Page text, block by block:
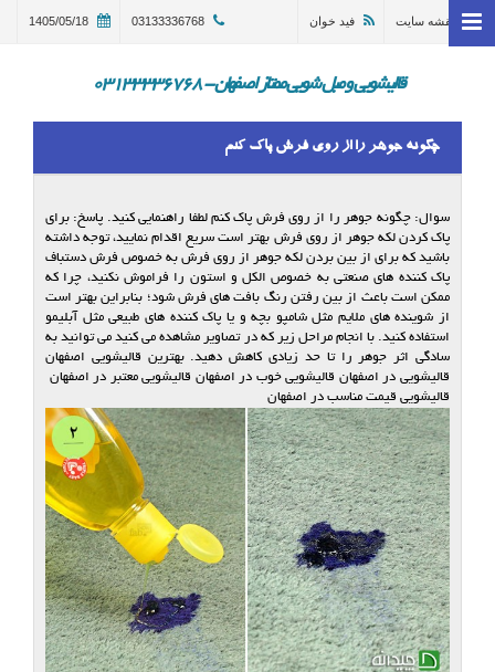
خانه
ترمیم و تعمیر قالی اصفهان
گالری
درباره ما
تماس با ما
در خواست سرویس
03133336768
1405/05/18 نقشه سایت فید خوان
قالیشویی و مبل شویی ممتاز اصفهان - 03133336768
چگونه جوهر را از روی فرش پاک کنم
سوال: چگونه جوهر را از روی فرش پاک کنم لطفا راهنمایی کنید. پاسخ: برای
پاک کردن لکه جوهر از روی فرش بهتر است سریع اقدام نمایید، توجه داشته
باشید که برای از بین بردن لکه جوهر از روی فرش به خصوص فرش دستباف
پاک کننده های صنعتی به خصوص الکل و استون را فراموش نکنید، چرا که
ممکن است باعث از بین رفتن رنگ بافت های فرش شود؛ بنابراین بهتر است
از شوینده های ملایم مثل شامپو بچه و یا پاک کننده های طبیعی مثل آبلیمو
استفاده کنید. با انجام مراحل زیر که در تصاویر مشاهده می کنید می توانید به
سادگی اثر جوهر را تا حد زیادی کاهش دهید. بهترین قالیشویی اصفهان
قالیشویی در اصفهان قالیشویی خوب در اصفهان قالیشویی معتبر در اصفهان
قالیشویی قیمت مناسب در اصفهان